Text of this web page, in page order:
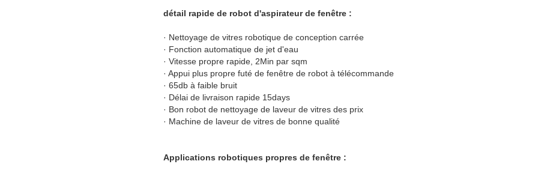
détail rapide de robot d'aspirateur de fenêtre :
· Nettoyage de vitres robotique de conception carrée
· Fonction automatique de jet d'eau
· Vitesse propre rapide, 2Min par sqm
· Appui plus propre futé de fenêtre de robot à télécommande
· 65db à faible bruit
· Délai de livraison rapide 15days
· Bon robot de nettoyage de laveur de vitres des prix
· Machine de laveur de vitres de bonne qualité
Applications robotiques propres de fenêtre :